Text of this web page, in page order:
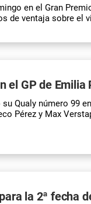
en el Gran
de ventaja sobre el
el GP de Emilia
Qualy número 99
Pérez y Max
la 2ª fecha